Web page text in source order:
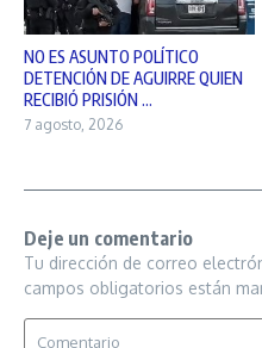
NO ES ASUNTO POLÍTICO
DETENCIÓN DE AGUIRRE QUIEN
RECIBIÓ PRISIÓN ...
7 agosto, 2026
Deje un comentario
Tu dirección de correo
campos obligatorios están